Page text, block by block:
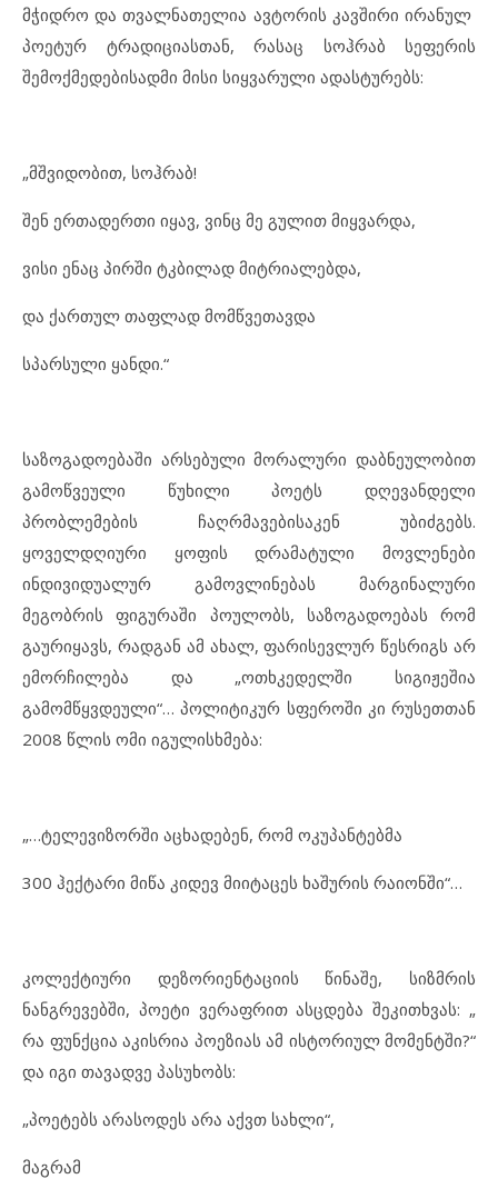
მჭიდრო და თვალნათელია ავტორის კავშირი ირანულ
პოეტურ ტრადიციასთან, რასაც სოჰრაბ სეფერის
შემოქმედებისადმი მისი სიყვარული ადასტურებს:
„მშვიდობით, სოჰრაბ!
შენ ერთადერთი იყავ, ვინც მე გულით მიყვარდა,
ვისი ენაც პირში ტკბილად მიტრიალებდა,
და ქართულ თაფლად მომწვეთავდა
სპარსული ყანდი.“
საზოგადოებაში არსებული მორალური დაბნეულობით
გამოწვეული წუხილი პოეტს დღევანდელი
პრობლემების ჩაღრმავებისაკენ უბიძგებს.
ყოველდღიური ყოფის დრამატული მოვლენები
ინდივიდუალურ გამოვლინებას მარგინალური
მეგობრის ფიგურაში პოულობს, საზოგადოებას რომ
გაურიყავს, რადგან ამ ახალ, ფარისევლურ წესრიგს არ
ემორჩილება და „ოთხკედელში სიგიჟეშია
გამომწყვდეული“… პოლიტიკურ სფეროში კი რუსეთთან
2008 წლის ომი იგულისხმება:
„…ტელევიზორში აცხადებენ, რომ ოკუპანტებმა
300 ჰექტარი მიწა კიდევ მიიტაცეს ხაშურის რაიონში“…
კოლექტიური დეზორიენტაციის წინაშე, სიზმრის
ნანგრევებში, პოეტი ვერაფრით ასცდება შეკითხვას: „
რა ფუნქცია აკისრია პოეზიას ამ ისტორიულ მომენტში?“
და იგი თავადვე პასუხობს:
„პოეტებს არასოდეს არა აქვთ სახლი“,
მაგრამ